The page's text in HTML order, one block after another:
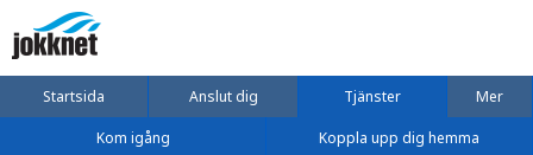
Startsida Anslut dig Tjänster Mer
Kom igång Koppla upp dig hemma